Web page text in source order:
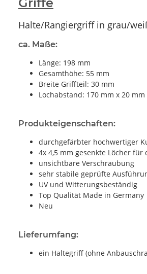
Halte/Rangiergriff in grau/
ca. Maße:
Länge: 198 mm
Gesamthöhe: 55 mm
Breite Griffteil: 30 mm
Lochabstand: 170 mm x 20 mm
Produkteigenschaften:
durchgefärbter hochwertiger
4x 4,5 mm gesenkte Löcher für
unsichtbare Verschraubung
sehr stabile geprüfte
UV und Witterungsbeständig
Top Qualität Made in Germany
Neu
Lieferumfang:
ein Haltegriff (ohne